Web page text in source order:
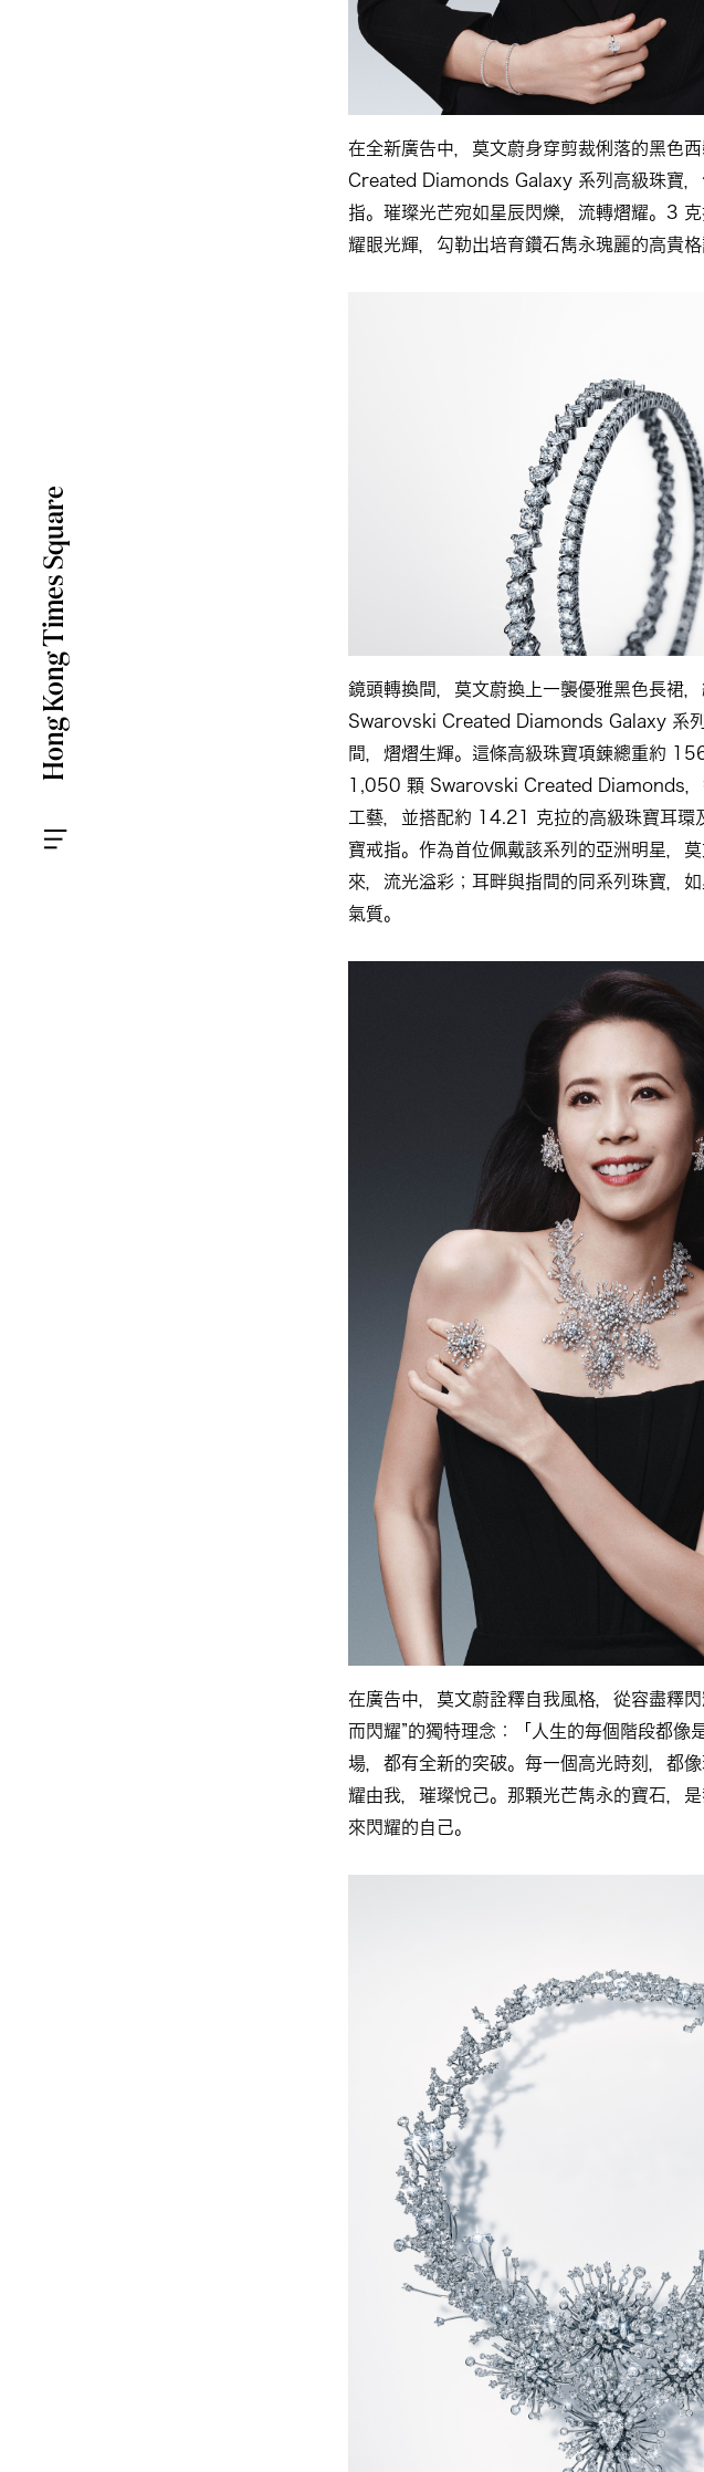
在全新廣告中，莫文蔚身穿剪裁俐落的黑色
Created Diamonds Galaxy 系列高級珠寶，
指。璀璨光芒宛如星辰閃爍，流轉熠耀。3
耀眼光輝，勾勒出培育鑽石雋永瑰麗的高貴格
鏡頭轉換間，莫文蔚換上一襲優雅黑色長裙，
Swarovski Created Diamonds Galaxy 系
間，熠熠生輝。這條高級珠寶項鍊總重約
1,050 顆 Swarovski Created Diamonds，
工藝，並搭配約 14.21 克拉的高級珠寶耳環
寶戒指。作為首位佩戴該系列的亞洲明星，
來，流光溢彩；耳畔與指間的同系列珠寶，
氣質。
在廣告中，莫文蔚詮釋自我風格，從容盡釋
而閃耀”的獨特理念：「人生的每個階段都像
場，都有全新的突破。每一個高光時刻，都
耀由我，璀璨悅己。那顆光芒雋永的寶石，
來閃耀的自己。